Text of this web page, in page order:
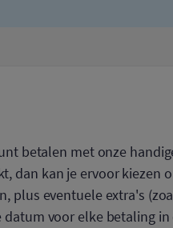
betalen met onze
dan kan je ervoor kiezen
plus eventuele extra's
voor elke betaling